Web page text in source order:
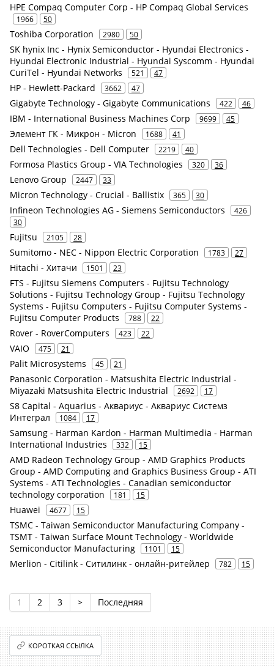
HPE Compaq Computer Corp - HP Compaq Global Services
1966 50
Toshiba Corporation 2980 50
SK hynix Inc - Hynix Semiconductor - Hyundai Electronics -
Hyundai Electronic Industrial - Hyundai Syscomm - Hyundai
CuriTel - Hyundai Networks
521 47
HP - Hewlett-Packard 3662 47
Gigabyte Technology - Gigabyte Communications 422 46
IBM - International Business Machines Corp 9699 45
Элемент ГК - Микрон - Micron 1688 41
Dell Technologies - Dell Computer 2219 40
Formosa Plastics Group - VIA Technologies 320 36
Lenovo Group 2447 33
Micron Technology - Crucial - Ballistix 365 30
Infineon Technologies AG - Siemens Semiconductors
426
30
Fujitsu 2105 28
Sumitomo - NEC - Nippon Electric Corporation 1783 27
Hitachi - Хитачи 1501 23
FTS - Fujitsu Siemens Computers - Fujitsu Technology
Solutions - Fujitsu Technology Group - Fujitsu Technology
Systems - Fujitsu Computers - Fujitsu Computer Systems -
Fujitsu Computer Products
788 22
Rover - RoverComputers 423 22
VAIO 475 21
Palit Microsystems 45 21
Panasonic Corporation - Matsushita Electric Industrial -
Miyazaki Matsushita Electric Industrial
2692 17
S8 Capital - Aquarius - Аквариус - Аквариус Системз
Интеграл
1084 17
Samsung - Harman Kardon - Harman Multimedia - Harman
International Industries
332 15
AMD Radeon Technology Group - AMD Graphics Products
Group - AMD Computing and Graphics Business Group - ATI
Systems - ATI Technologies - Canadian semiconductor
technology corporation
181 15
Huawei 4677 15
TSMC - Taiwan Semiconductor Manufacturing Company -
TSMT - Taiwan Surface Mount Technology - Worldwide
Semiconductor Manufacturing
1101 15
Merlion - Citilink - Ситилинк - онлайн-ритейлер 782 15
1 2 3 > Последняя
КОРОТКАЯ ССЫЛКА